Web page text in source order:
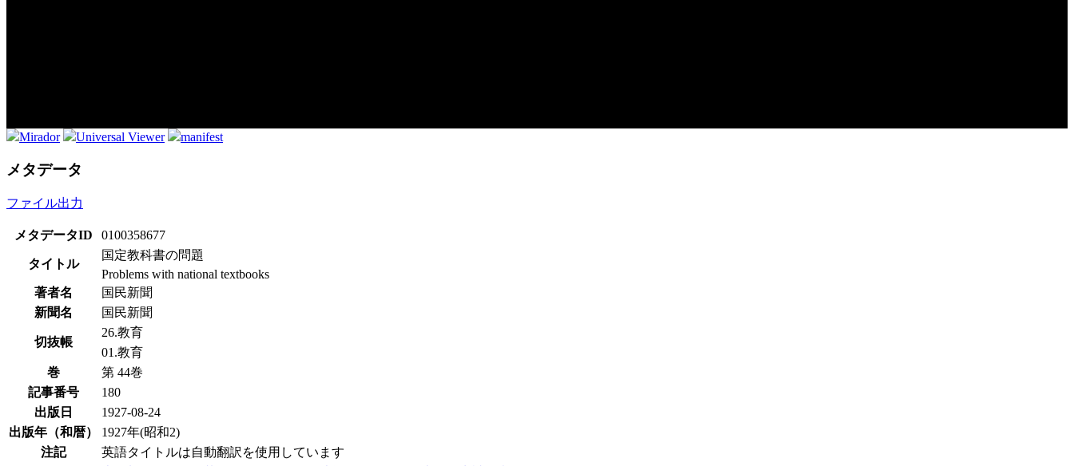
Mirador Universal Viewer manifest
メタデータ
ファイル出力
メタデータID 0100358677
タイトル
国定教科書の問題
Problems with national textbooks
著者名
国民新聞
新聞名
国民新聞
切抜帳
26.教育
01.教育
巻
第 44巻
記事番号
180
出版日
1927-08-24
出版年（和暦）
1927年(昭和2)
注記
英語タイトルは自動翻訳を使用しています